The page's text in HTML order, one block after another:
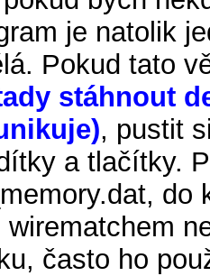
je natolik
Pokud tato
stáhnout
, pustit
a tlačítky.
často ho